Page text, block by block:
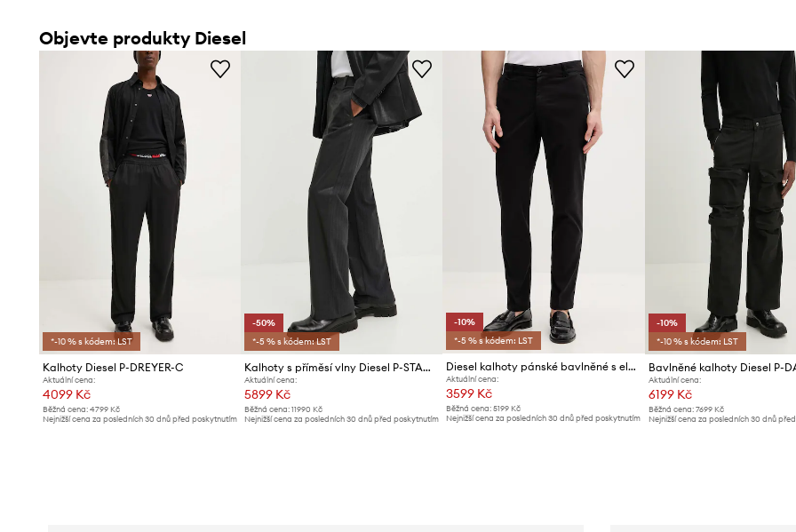
Objevte produkty Diesel
*-10 % s kódem: LST
Kalhoty Diesel P-DREYER-C
Aktuální cena:
4099 Kč
Běžná cena: 4799 Kč
Nejnižší cena za posledních 30 dnů před poskytnutím
-50%
*-5 % s kódem: LST
Kalhoty s příměsí vlny Diesel P-STANLEY
Aktuální cena:
5899 Kč
Běžná cena:11990 Kč
Nejnižší cena za posledních 30 dnů před poskytnutím
-10%
*-5 % s kódem: LST
Diesel kalhoty pánské bavlněné s elastanem P-DEFINE-EPCH
Aktuální cena:
3599 Kč
Běžná cena: 5199 Kč
Nejnižší cena za posledních 30 dnů před poskytnutím
-10%
*-10 % s kódem: LST
Bavlněné kalhoty Diesel P-
Aktuální cena:
6199 Kč
Běžná cena: 7699 Kč
Nejnižší cena za posledních 30 dnů